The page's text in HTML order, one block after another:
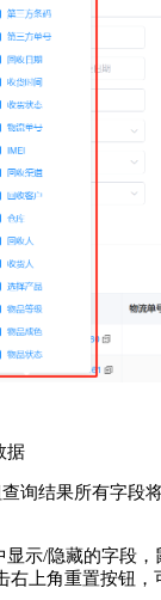
据
询结果所有字段
示/隐藏的字段
上角重置按钮